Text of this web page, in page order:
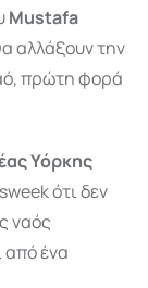
Mustafa
αλλάξουν την
πρώτη φορά
Υόρκης
ότι δεν
ναός
από ένα